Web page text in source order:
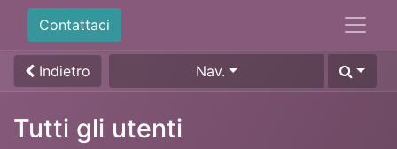
Contattaci
Indietro Nav.
Tutti gli utenti